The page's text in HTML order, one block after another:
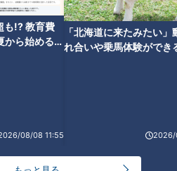
も!? 教育費
から始めるお
08/08 11:55
「北海道に来たみたい」
れ合いや乗馬体験ができ
2026/
あり、肉のクオリティには定評の
位まで肉の種類が豊富でお値打ち